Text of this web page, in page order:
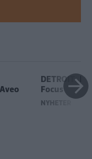
DETROIT:
Focus
NYHETER